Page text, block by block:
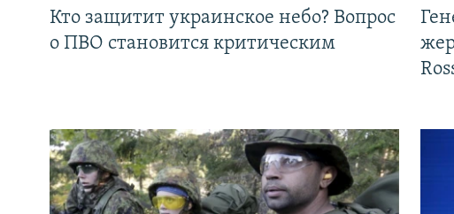
Кто защитит украинское небо? Вопрос
о ПВО становится критическим